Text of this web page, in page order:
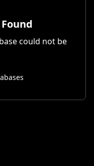
could not be